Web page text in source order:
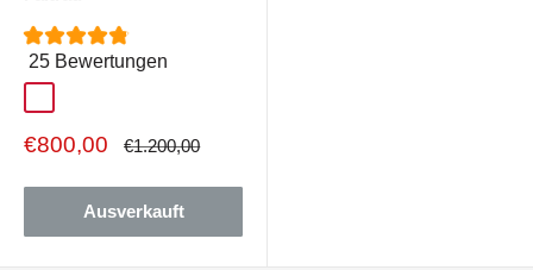
25 Bewertungen
Verkaufspreis
€800,00
Regulärer
€1.200,00
Ausverkauft